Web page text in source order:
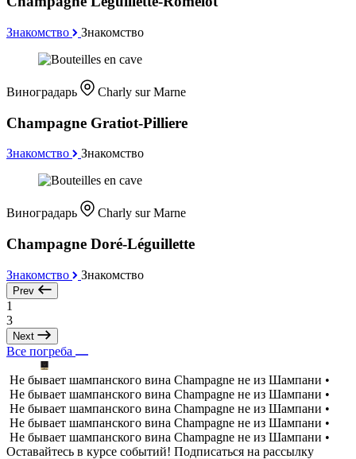
Знакомство Знакомство
Виноградарь Charly sur Marne
Champagne Gratiot-Pilliere
Знакомство Знакомство
Виноградарь Charly sur Marne
Champagne Doré-Léguillette
Знакомство Знакомство
Prev
1
3
Next
Все погреба
Не бывает шампанского вина Champagne не из Шампани •
Не бывает шампанского вина Champagne не из Шампани •
Не бывает шампанского вина Champagne не из Шампани •
Не бывает шампанского вина Champagne не из Шампани •
Не бывает шампанского вина Champagne не из Шампани •
Оставайтесь в курсе событий! Подписаться на рассылку